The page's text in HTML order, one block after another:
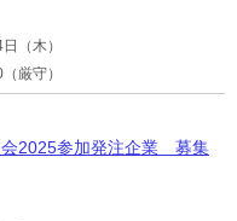
（木）
厳守）
会2025参加発注企業 募集